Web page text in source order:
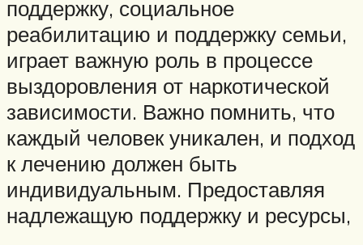
поддержку, социальное
реабилитацию и поддержку семьи,
играет важную роль в процессе
выздоровления от наркотической
зависимости. Важно помнить, что
каждый человек уникален, и подход
к лечению должен быть
индивидуальным. Предоставляя
надлежащую поддержку и ресурсы,